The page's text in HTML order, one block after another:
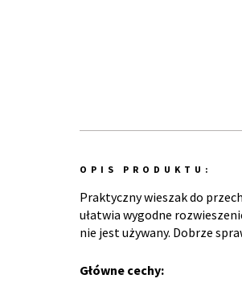
OPIS PRODUKTU:
Praktyczny wieszak do
ułatwia wygodne
nie jest używany. Dobrze
Główne cechy: